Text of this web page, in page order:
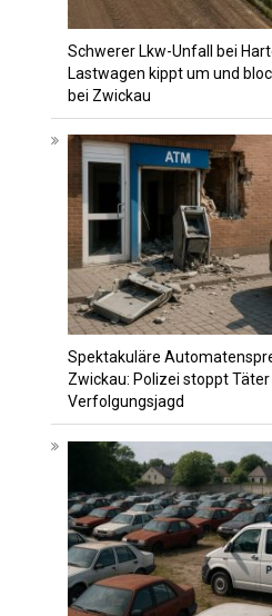
Schwerer Lkw-Unfall bei
Lastwagen kippt um und
bei Zwickau
Spektakuläre
Zwickau: Polizei stoppt Täter
Verfolgungsjagd